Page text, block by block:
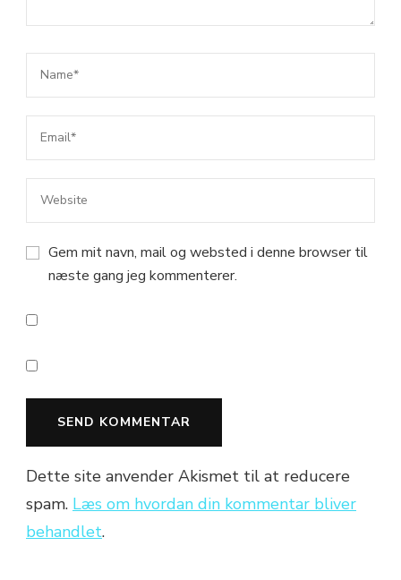
Gem mit navn, mail og websted i denne browser til
næste gang jeg kommenterer.
Dette site anvender Akismet til at reducere
spam. Læs om hvordan din kommentar bliver
behandlet.